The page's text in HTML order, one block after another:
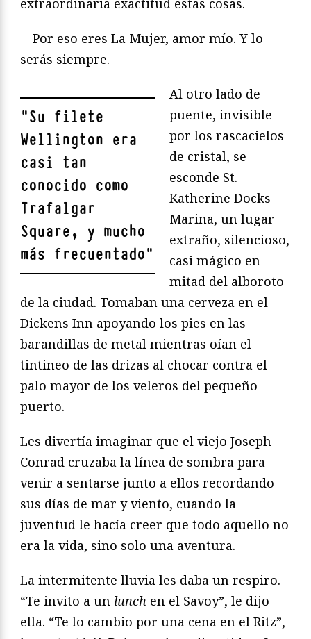
extraordinaria exactitud estas cosas.
—Por eso eres La Mujer, amor mío. Y lo
serás siempre.
"Su filete
Wellington era
casi tan
conocido como
Trafalgar
Square, y mucho
más frecuentado"
Al otro lado de
puente, invisible
por los rascacielos
de cristal, se
esconde St.
Katherine Docks
Marina, un lugar
extraño, silencioso,
casi mágico en
mitad del alboroto
de la ciudad. Tomaban una cerveza en el
Dickens Inn apoyando los pies en las
barandillas de metal mientras oían el
tintineo de las drizas al chocar contra el
palo mayor de los veleros del pequeño
puerto.
Les divertía imaginar que el viejo Joseph
Conrad cruzaba la línea de sombra para
venir a sentarse junto a ellos recordando
sus días de mar y viento, cuando la
juventud le hacía creer que todo aquello no
era la vida, sino solo una aventura.
La intermitente lluvia les daba un respiro.
“Te invito a un lunch en el Savoy”, le dijo
ella. “Te lo cambio por una cena en el Ritz”,